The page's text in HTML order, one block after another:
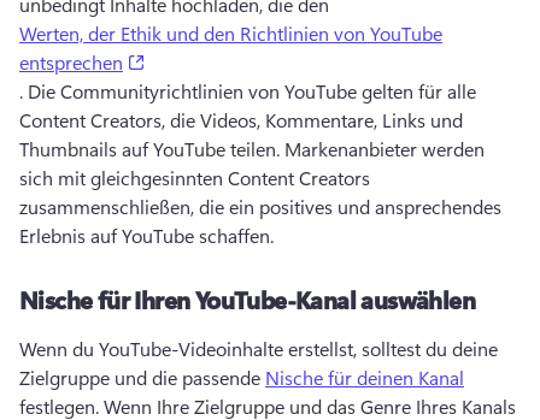
Werten, der Ethik und den Richtlinien von YouTube
entsprechen
. Die Communityrichtlinien von YouTube gelten für alle
Content Creators, die Videos, Kommentare, Links und
Thumbnails auf YouTube teilen. Markenanbieter werden
sich mit gleichgesinnten Content Creators
zusammenschließen, die ein positives und ansprechendes
Erlebnis auf YouTube schaffen.
Nische für Ihren YouTube-Kanal auswählen
Wenn du YouTube-Videoinhalte erstellst, solltest du deine
Zielgruppe und die passende Nische für deinen Kanal
festlegen. Wenn Ihre Zielgruppe und das Genre Ihres Kanals